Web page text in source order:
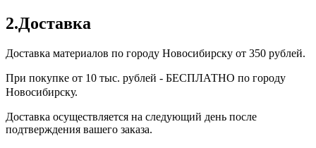
2.Доставка
Доставка материалов по городу Новосибирску от 350 рублей.
При покупке от 10 тыс. рублей - БЕСПЛАТНО по городу
Новосибирску.
Доставка осуществляется на следующий день после
подтверждения вашего заказа.